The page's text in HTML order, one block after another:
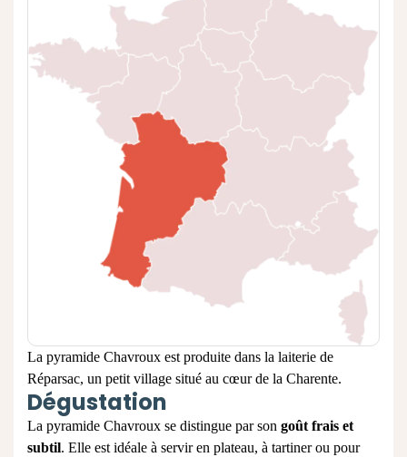
La pyramide Chavroux est produite dans la laiterie de
Réparsac, un petit village situé au cœur de la Charente.
Dégustation
La pyramide Chavroux se distingue par son goût frais et
subtil. Elle est idéale à servir en plateau, à tartinerou pour